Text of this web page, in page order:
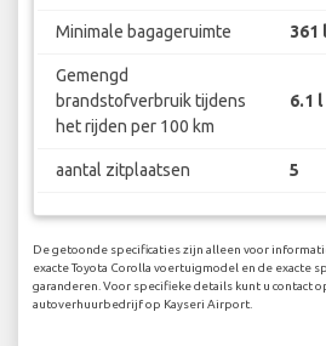
Minimale bagageruimte 361 l
Gemengd
brandstofverbruik tijdens
het rijden per 100 km
6.1 l
aantal zitplaatsen 5
De getoonde specificaties zijn alleen voor
exacte Toyota Corolla voertuigmodel en de exacte
garanderen. Voor specifieke details kunt u contact
autoverhuurbedrijf op Kayseri Airport.